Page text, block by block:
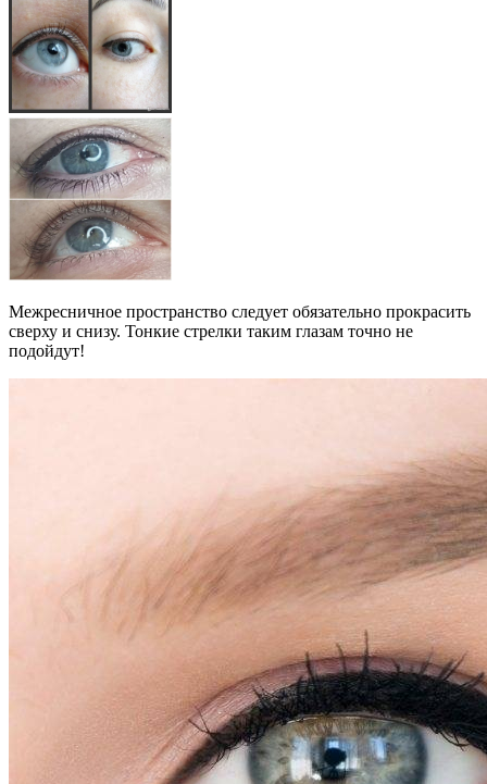
Межресничное пространство следует обязательно прокрасить
сверху и снизу. Тонкие стрелки таким глазам точно не
подойдут!